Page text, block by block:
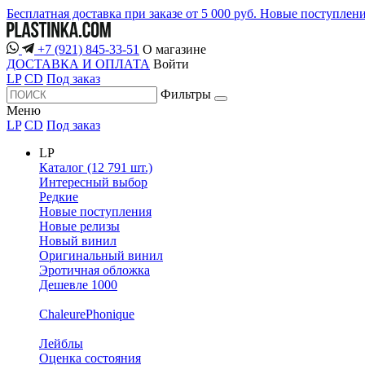
Бесплатная доставка при заказе от 5 000 руб. Новые
+7 (921) 845-33-51 О магазине
ДОСТАВКА И ОПЛАТА Войти
LP CD Под заказ
Фильтры
Меню
LP CD Под заказ
LP
Каталог (12 791 шт.)
Интересный выбор
Редкие
Новые поступления
Новые релизы
Новый винил
Оригинальный винил
Эротичная обложка
Дешевле 1000
ChaleurePhonique
Лейблы
Оценка состояния